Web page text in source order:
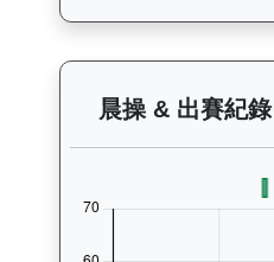
晨操 & 出賽紀錄